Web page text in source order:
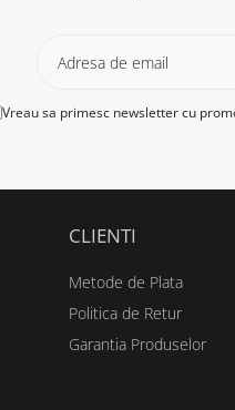
Vreau sa primesc newsletter cu
CLIENTI
Metode de Plata
Politica de Retur
Garantia Produselor